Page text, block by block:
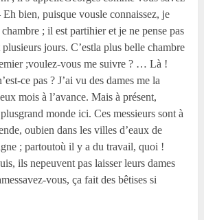
bien, puisque vousle connaissez, je
; il est partihier et je ne pense pas
jours. C’estla plus belle chambre
;voulez-vous me suivre ? … Là !
ce pas ? J’ai vu des dames me la
mois à l’avance. Mais à présent,
monde ici. Ces messieurs sont à
oubien dans les villes d’eaux de
; partoutoù il y a du travail, quoi !
ils nepeuvent pas laisser leurs dames
vous, ça fait des bêtises si